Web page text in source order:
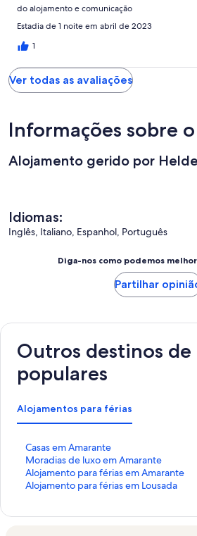
do alojamento e comunicação
Estadia de 1 noite em abril de 2023
1
Ver todas as avaliações
Informações sobre
Alojamento gerido por
Idiomas:
Inglês, Italiano, Espanhol, Português
Diga-nos como podemos
Partilhar
Outros destinos de
populares
Alojamentos para férias
Casas em Amarante
H
i
p
e
Moradias de luxo em Amarante
H
i
p
Alojamento para férias em Amarante
H
iAlojamento para férias em Lousada
H